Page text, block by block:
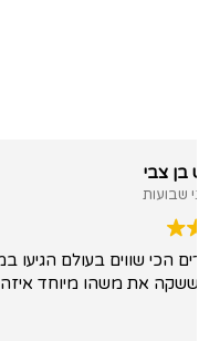
כמו חדש
שירות